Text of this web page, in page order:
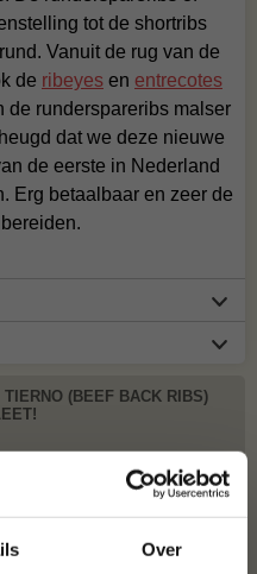
Over
tot de shortribs
Vanuit de rug van de
de ribeyes en entrecotes
de runderspareribs malser
dat we deze nieuwe
de eerste in Nederland
Erg betaalbaar en zeer de
(BEEF BACK RIBS)